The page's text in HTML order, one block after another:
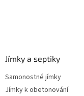
Jímky a septiky
Samonostné jímky
Jímky k obetonování